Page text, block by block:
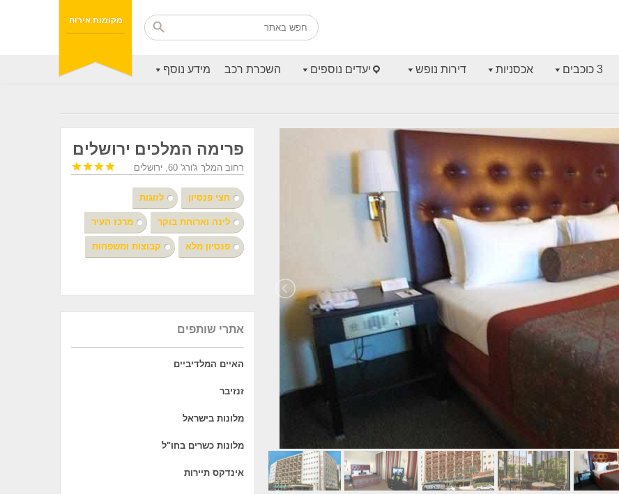
מקומות אירוח
3 כוכבים אכסניות דירות נופש יעדים נוספים השכרת רכב מידע נוסף
פרימה המלכים ירושלים



 רחוב המלך ג'ורג' 60, ירושלים
חצי פנסיון לזוגות
לינה וארוחת בוקר מרכז העיר
פנסיון מלא קבוצות ומשפחות
אתרי שותפים
האיים המלדיביים
זנזיבר
מלונות בישראל
מלונות כשרים בחו"ל
אינדקס תיירות